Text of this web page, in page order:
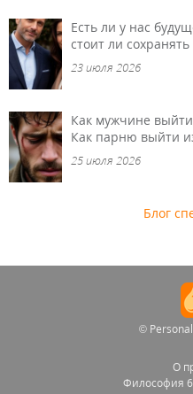
Есть ли у нас
стоит ли
23 июля 2026
Как мужчине
Как парню выйти
25 июля 2026
Блог
©
О
Философия